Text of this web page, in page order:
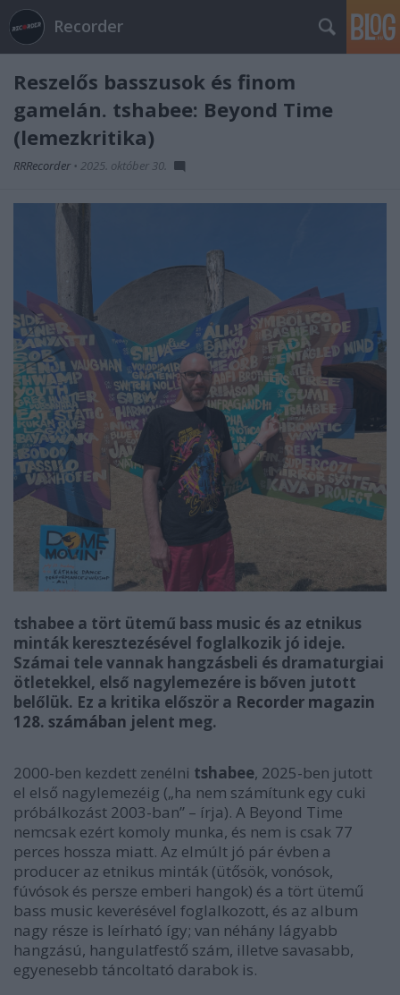
Recorder
Reszelős basszusok és finom
gamelán. tshabee: Beyond Time
(lemezkritika)
RRRecorder • 2025. október 30.
tshabee a tört ütemű bass music és az etnikus
minták keresztezésével foglalkozik jó ideje.
Számai tele vannak hangzásbeli és dramaturgiai
ötletekkel, első nagylemezére is bőven jutott
belőlük. Ez a kritika először a Recorder magazin
128. számában jelent meg.
2000-ben kezdett zenélni tshabee, 2025-ben jutott
el első nagylemezéig („ha nem számítunk egy cuki
próbálkozást 2003-ban” – írja). A Beyond Time
nemcsak ezért komoly munka, és nem is csak 77
perces hossza miatt. Az elmúlt jó pár évben a
producer az etnikus minták (ütősök, vonósok,
fúvósok és persze emberi hangok) és a tört ütemű
bass music keverésével foglalkozott, és az album
nagy része is leírható így; van néhány lágyabb
hangzású, hangulatfestő szám, illetve savasabb,
egyenesebb táncoltató darabok is.